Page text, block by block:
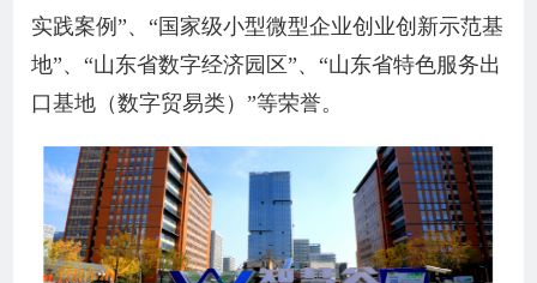
实践案例”、“国家级小型微型企业创业创新示范基
地”、“山东省数字经济园区”、“山东省特色服务出
口基地（数字贸易类）”等荣誉。